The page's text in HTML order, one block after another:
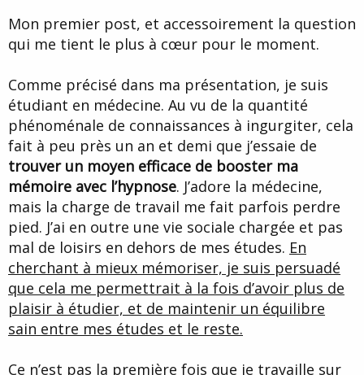
e
a
i
c
u
s
s
i
o
Mon premier post, et accessoirement la question
qui me tient le plus à cœur pour le moment.
Comme précisé dans ma présentation, je suis
étudiant en médecine. Au vu de la quantité
phénoménale de connaissances à ingurgiter, cela
fait à peu près un an et demi que j’essaie de
trouver un moyen efficace de booster ma
mémoire avec l’hypnose. J’adore la médecine,
mais la charge de travail me fait parfois perdre
pied. J’ai en outre une vie sociale chargée et pas
mal de loisirs en dehors de mes études. En
cherchant à mieux mémoriser, je suis persuadé
que cela me permettrait à la fois d’avoir plus de
plaisir à étudier, et de maintenir un équilibre
sain entre mes études et le reste.
Ce n’est pas la première fois que je travaille sur